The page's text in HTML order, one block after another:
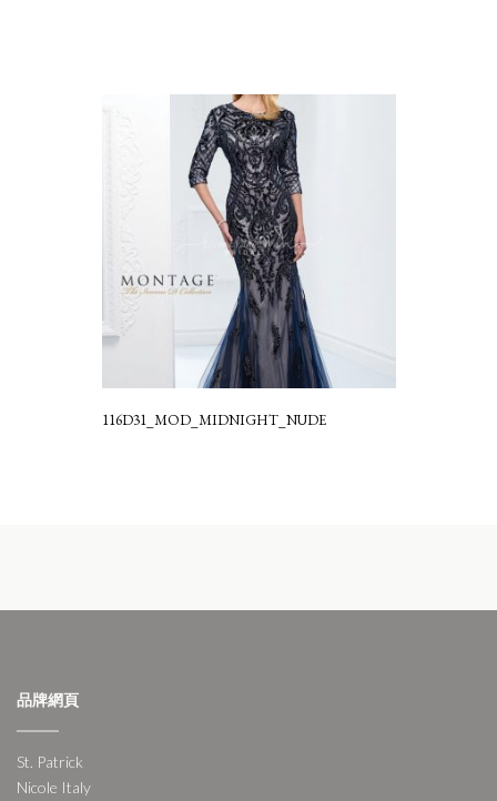
116D31_MOD_MIDNIGHT_NUDE
品牌網頁
St. Patrick
Nicole Italy